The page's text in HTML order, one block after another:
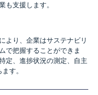
も支援します。
より、企業はサステナビリ
で把握することができま
定、進捗状況の測定、自主
す。